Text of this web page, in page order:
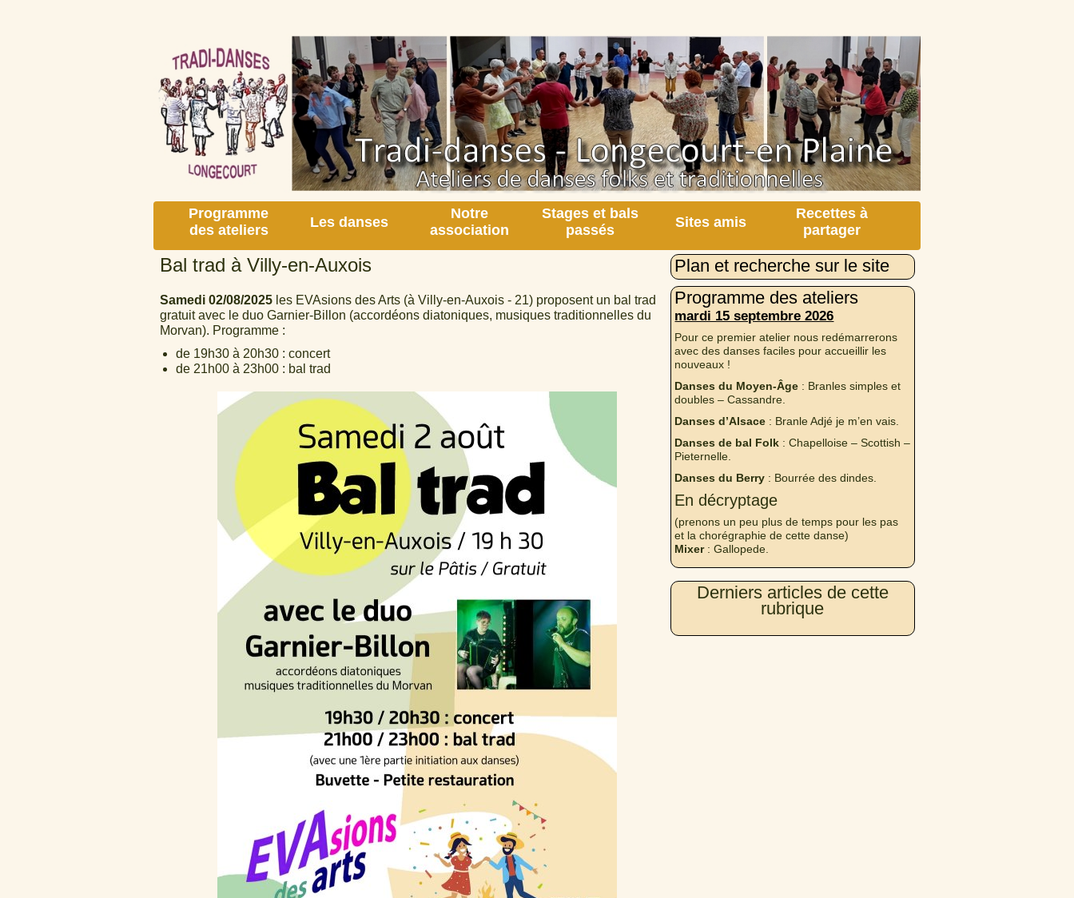
Programme
des ateliers
Les danses
Notre
association
Stages et bals
passés
Sites amis
Recettes à
partager
Bal trad à Villy-en-Auxois
Samedi 02/08/2025les EVAsions des Arts (à Villy-en-Auxois - 21) proposent un bal trad
gratuit avec le duo Garnier-Billon (accordéons diatoniques, musiques traditionnelles du
Morvan). Programme :
de 19h30 à 20h30 : concert
de 21h00 à 23h00 : bal trad
Plan et recherche sur le site
Programme des ateliers
mardi 15 septembre 2026
Pour ce premier atelier nous redémarrerons
avec des danses faciles pour accueillir les
nouveaux !
Danses du Moyen-Âge : Branles simples et
doubles – Cassandre.
Danses d’Alsace : Branle Adjé je m’en vais.
Danses de bal Folk : Chapelloise – Scottish –
Pieternelle.
Danses du Berry : Bourrée des dindes.
En décryptage
(prenons un peu plus de temps pour les pas
et la chorégraphie de cette danse)
Mixer: Gallopede.
Derniers articles de cette
rubrique